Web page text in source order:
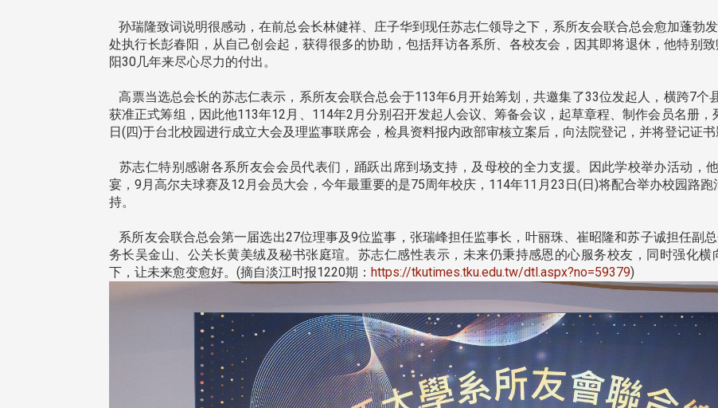
孙瑞隆致词说明很感动，在前总会长林健祥、庄子华到现任苏志仁领导之下，系所友会联合总会愈加蓬勃
处执行长彭春阳，从自己创会起，获得很多的协助，包括拜访各系所、各校友会，因其即将退休，他特别
阳30几年来尽心尽力的付出。
高票当选总会长的苏志仁表示，系所友会联合总会于113年6月开始筹划，共邀集了33位发起人，横跨7个
获准正式筹组，因此他113年12月、114年2月分别召开发起人会议、筹备会议，起草章程、制作会员名册
日(四)于台北校园进行成立大会及理监事联席会，检具资料报内政部审核立案后，向法院登记，并将登记证书
苏志仁特别感谢各系所友会会员代表们，踊跃出席到场支持，及母校的全力支援。因此学校举办活动，
宴，9月高尔夫球赛及12月会员大会，今年最重要的是75周年校庆，114年11月23日(日)将配合举办校园路
持。
系所友会联合总会第一届选出27位理事及9位监事，张瑞峰担任监事长，叶丽珠、崔昭隆和苏子诚担任副
务长吴金山、公关长黄美绒及秘书张庭瑄。苏志仁感性表示，未来仍秉持感恩的心服务校友，同时强化
下，让未来愈变愈好。(摘自淡江时报1220期： https://tkutimes.tku.edu.tw/dtl.aspx?no=59379)